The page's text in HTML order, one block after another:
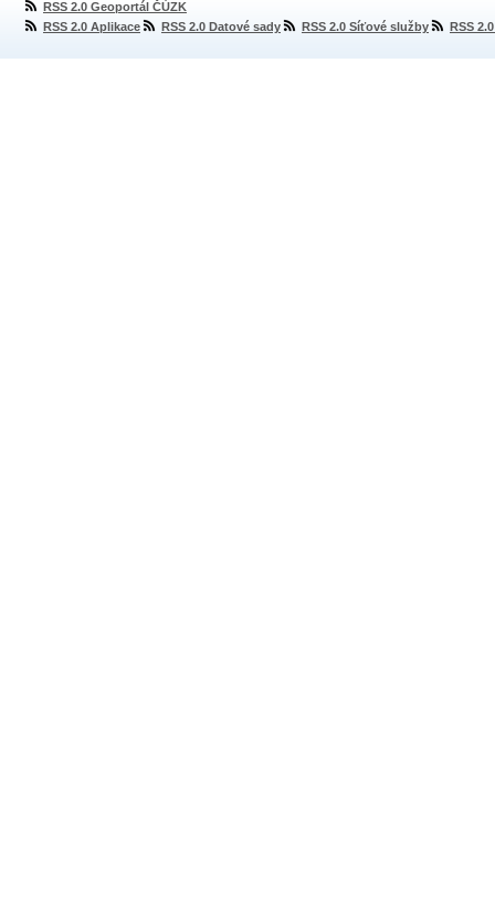
RSS 2.0 Geoportál ČÚZK
RSS 2.0 Aplikace
RSS 2.0 Datové sady RSS 2.0 Síťové služby RSS